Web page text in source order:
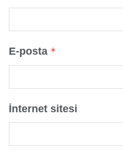
E-posta *
İnternet sitesi